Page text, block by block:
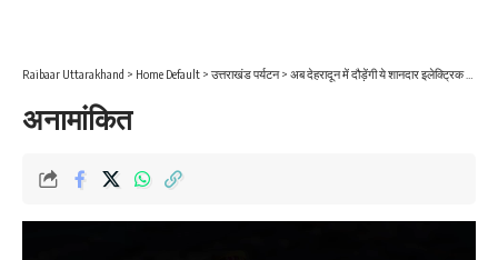
Raibaar Uttarakhand > Home Default > उत्तराखंड पर्यटन> अब देहरादून में दौड़ेंगी ये शानदार इलेक्ट्रिक बसें, लो फ्लोर बसों की स्थानीय सेवा जल्द होगी शुरू
अनामांकित